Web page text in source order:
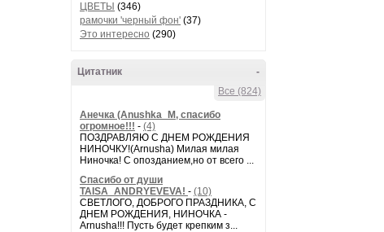
ЦВЕТЫ (346)
рамочки 'черный фон' (37)
Это интересно (290)
-
Цитатник
Все (824)
Анечка (Anushka_M, спасибо
огромное!!! - (4)
ПОЗДРАВЛЯЮ С ДНЕМ РОЖДЕНИЯ
НИНОЧКУ!(Arnusha) Милая милая
Ниночка! С опозданием,но от всего ...
Спасибо от души
TAISA_ANDRYEVEVA! - (10)
СВЕТЛОГО, ДОБРОГО ПРАЗДНИКА, С
ДНЕМ РОЖДЕНИЯ, НИНОЧКА -
Arnusha!!! Пусть будет крепким з...